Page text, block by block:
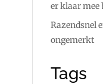
er klaar mee
Razendsnel
ongemerkt
Tags